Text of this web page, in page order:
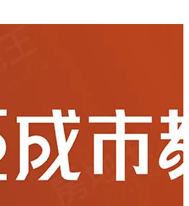
：品質與結構雙重保障